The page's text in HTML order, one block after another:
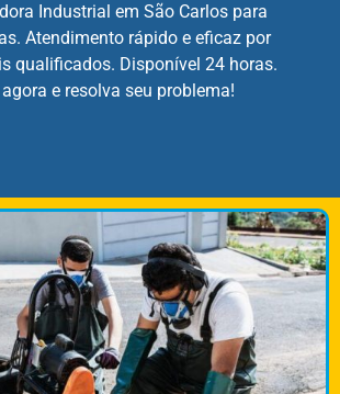
Industrial em São Carlos para
Atendimento rápido e eficaz por
qualificados. Disponível 24 horas.
e resolva seu problema!